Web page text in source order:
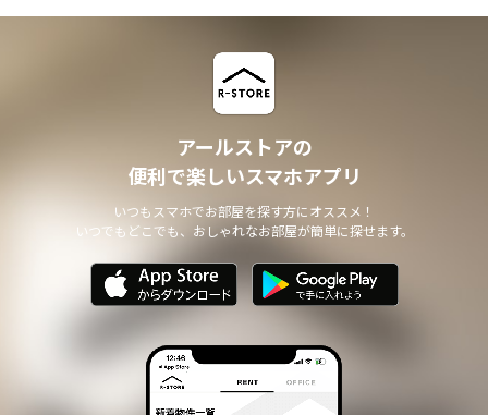
アールストアの
便利で楽しいスマホアプリ
いつもスマホでお部屋を探す方にオススメ！
いつでもどこでも、おしゃれなお部屋が簡単に探せます。